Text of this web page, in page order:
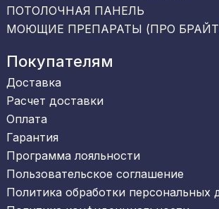
ПОТОЛОЧНАЯ ПАНЕЛЬ
МОЮЩИЕ ПРЕПАРАТЫ (ПРО
Покупателям
Доставка
Расчет доставки
Оплата
Гарантия
Программа лояльности
Пользовательское соглашение
Политика обработки персональных